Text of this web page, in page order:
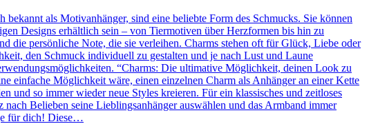
als Motivanhänger, sind eine beliebte Form des Schmucks. Sie können
Designs erhältlich sein – von Tiermotiven über Herzformen bis hin zu
die persönliche Note, die sie verleihen. Charms stehen oft für Glück, Liebe oder
den Schmuck individuell zu gestalten und je nach Lust und Laune
“Charms: Die ultimative Möglichkeit, deinen Look zu
einfache Möglichkeit wäre, einen einzelnen Charm als Anhänger an einer Kette
und so immer wieder neue Styles kreieren. Für ein klassisches und zeitloses
Belieben seine Lieblingsanhänger auswählen und das Armband immer
für dich! Diese…